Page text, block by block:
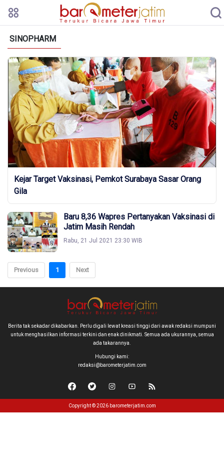
SINOPHARM
Kejar Target Vaksinasi, Pemkot Surabaya Sasar Orang
Gila
Baru 8,36 Wapres Pertanyakan Vaksinasi di
Jatim Masih Rendah
Rabu, 21 Jul 2021 23:30 WIB
Previous 1 Next
Berita tak sekadar dikabarkan. Perlu digali lewat kreasi tinggi dari awak redaksi mumpuni
untuk menghasilkan informasi terkini dan enak dinikmati. Semua ada ukurannya, semua
ada takarannya.
Hubungi kami:
redaksi@barometerjatim.com
Copyright © 2026 barometerjatim.com